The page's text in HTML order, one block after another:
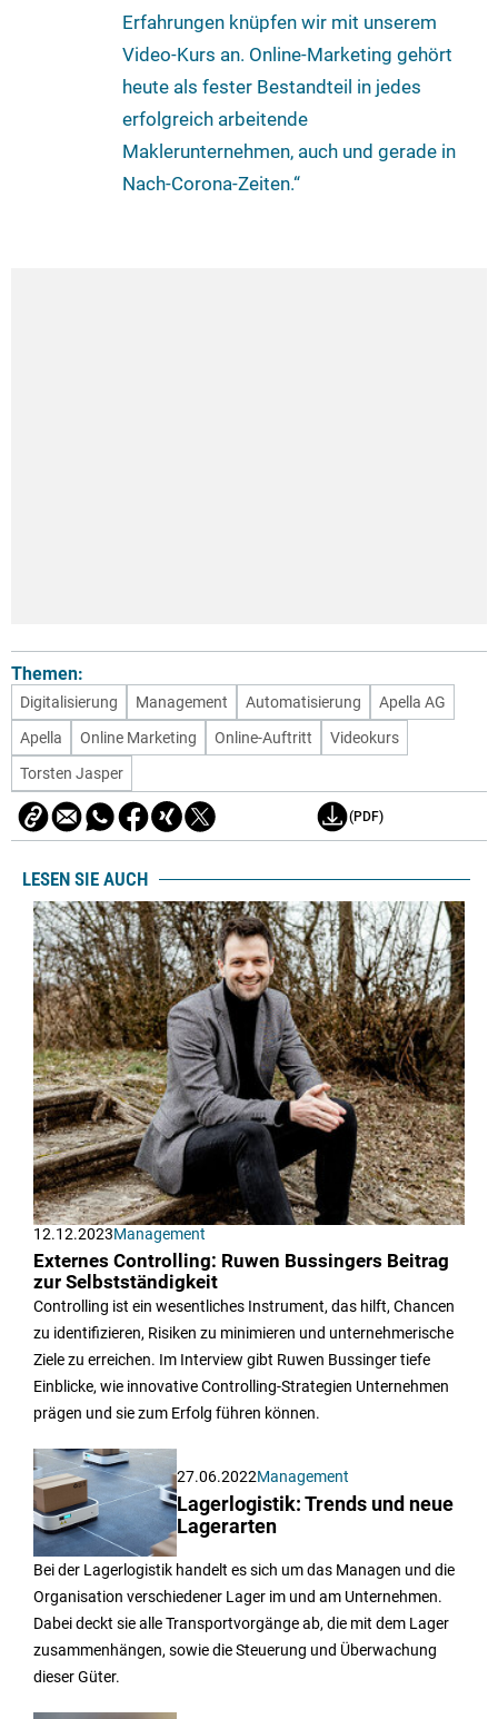
Erfahrungen knüpfen wir mit unserem
Video-Kurs an. Online-Marketing gehört
heute als fester Bestandteil in jedes
erfolgreich arbeitende
Maklerunternehmen, auch und gerade in
Nach-Corona-Zeiten.“
Themen:
Digitalisierung Management Automatisierung
Apella AG
Apella
Online Marketing Online-Auftritt
Videokurs
Torsten Jasper
(PDF)
LESEN SIE AUCH
12.12.2023Management
Externes Controlling: Ruwen Bussingers Beitrag
zur Selbstständigkeit
Controlling ist ein wesentliches Instrument, das hilft, Chancen
zu identifizieren, Risiken zu minimieren und unternehmerische
Ziele zu erreichen. Im Interview gibt Ruwen Bussinger tiefe
Einblicke, wie innovative Controlling-Strategien Unternehmen
prägen und sie zum Erfolg führen können.
27.06.2022Management
Lagerlogistik: Trends und neue
Lagerarten
Bei der Lagerlogistik handelt es sich um das Managen und die
Organisation verschiedener Lager im und am Unternehmen.
Dabei deckt sie alle Transportvorgänge ab, die mit dem Lager
zusammenhängen, sowie die Steuerung und Überwachung
dieser Güter.